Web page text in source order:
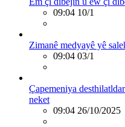
09:04 10/1
Zimanê medyayê yê
09:04 03/1
Çapemeniya
neket
09:04 26/10/2025